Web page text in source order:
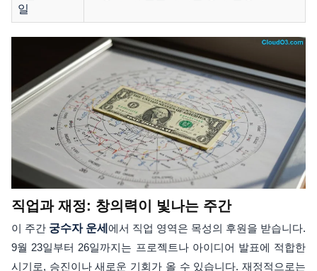
일
직업과 재정: 창의력이 빛나는 주간
이 주간 궁수자 운세 에서 직업 영역은 목성의 후원을 받습니다.
9월 23일부터 26일까지는 프로젝트나 아이디어 발표에 적합한
시기로, 승진이나 새로운 기회가 올 수 있습니다. 재정적으로는